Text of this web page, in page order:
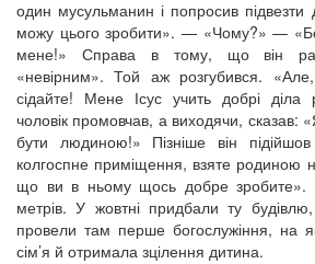
один мусульманин і попросив
можу цього зробити». — «Чому?» —
мене!» Справа в тому, що він
«невірним». Той аж розгубився.
сідайте! Мене Ісус учить добрі
чоловік промовчав, а виходячи, сказав:
бути людиною!» Пізніше він
колгоспне приміщення, взяте родиною
що ви в ньому щось добре
метрів. У жовтні придбали ту
провели там перше богослужіння, на
сім’я й отримала зцілення дитина.